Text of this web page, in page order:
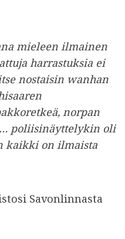
mieleen ilmainen
harrastuksia ei
nostaisin wanhan
norpan
poliisinäyttelykin oli
kaikki on ilmaista
Savonlinnasta